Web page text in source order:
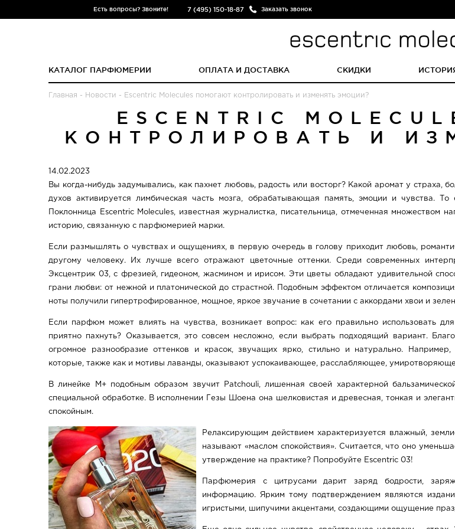
Есть вопросы? Звоните! 7 (495) 150-18-87 Заказать звонок
КАТАЛОГ ПАРФЮМЕРИИ ОПЛАТА И ДОСТАВКА СКИДКИ
Главная - Новости - Escentric Molecules помогают контролировать и изменять эмоции?
ESCENTRIC
КОНТРОЛИРОВАТЬ И
14.02.2023
Вы когда-нибудь задумывались, как пахнет любовь, радость или восторг? Какой аромат у страха,
духов активируется лимбическая часть мозга, обрабатывающая память, эмоции и чувства.
Поклонница Escentric Molecules, известная журналистка, писательница, отмеченная множеством
историю, связанную с парфюмерией марки.
Если размышлять о чувствах и ощущениях, в первую очередь в голову приходит любовь,
другому человеку. Их лучше всего отражают цветочные оттенки. Среди современных
Эксцентрик 03, с фрезией, гидеоном, жасмином и ирисом. Эти цветы обладают удивительной
грани любви: от нежной и платонической до страстной. Подобным эффектом отличается
ноты получили гипертрофированное, мощное, яркое звучание в сочетании с аккордами хвои и
Если парфюм может влиять на чувства, возникает вопрос: как его правильно использовать
приятно пахнуть? Оказывается, это совсем несложно, если выбрать подходящий вариант.
огромное разнообразие оттенков и красок, звучащих ярко, стильно и натурально.
которые, также как и мотивы лаванды, оказывают успокаивающее, расслабляющее,
В линейке M+ подобным образом звучит Patchouli, лишенная своей характерной
специальной обработке. В исполнении Гезы Шоена она шелковистая и древесная, тонкая и
спокойным.
Релаксирующим действием характеризуется влажный,
называют «маслом спокойствия». Считается, что оно
утверждение на практике? Попробуйте Escentric 03!
Парфюмерия с цитрусами дарит заряд бодрости,
информацию. Ярким тому подтверждением являются
игристыми, шипучими акцентами, создающими ощущение